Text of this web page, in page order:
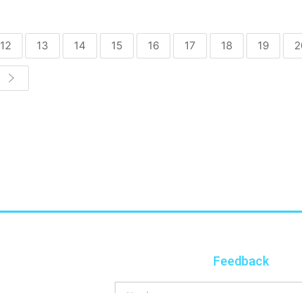
12 13 14 15 16 17 18 19
Feedback